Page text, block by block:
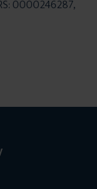
0000246287,